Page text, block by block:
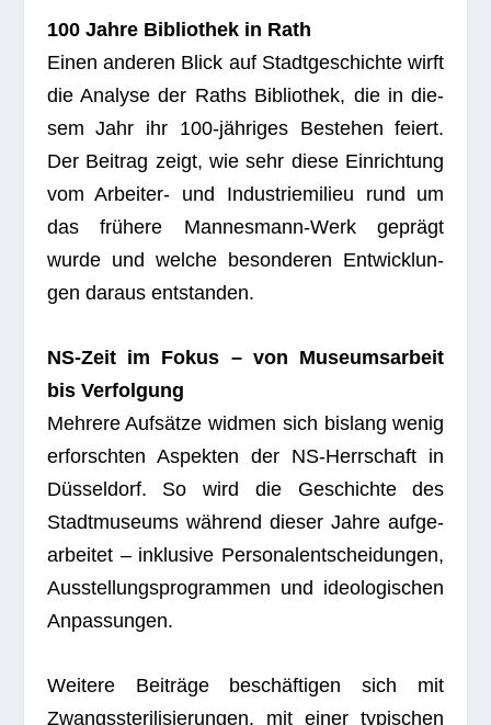
100 Jahre Biblio­thek in Rath
Einen ande­ren Blick auf Stadt­ge­schichte wirft
die Ana­lyse der Raths Biblio­thek, die in die­
sem Jahr ihr 100-jäh­ri­ges Bestehen fei­ert.
Der Bei­trag zeigt, wie sehr diese Ein­rich­tung
vom Arbei­ter- und Indus­trie­mi­lieu rund um
das frü­here Man­nes­mann-Werk geprägt
wurde und wel­che beson­de­ren Ent­wick­lun­
gen dar­aus entstanden.
NS-Zeit im Fokus – von Muse­ums­ar­beit
bis Ver­fol­gung
Meh­rere Auf­sätze wid­men sich bis­lang wenig
erforsch­ten Aspek­ten der NS-Herr­schaft in
Düs­sel­dorf. So wird die Geschichte des
Stadt­mu­se­ums wäh­rend die­ser Jahre auf­ge­
ar­bei­tet – inklu­sive Per­so­nal­ent­schei­dun­gen,
Aus­stel­lungs­pro­gram­men und ideo­lo­gi­schen
Anpassungen.
Wei­tere Bei­träge beschäf­ti­gen sich mit
Zwangs­ste­ri­li­sie­run­gen, mit einer typi­schen